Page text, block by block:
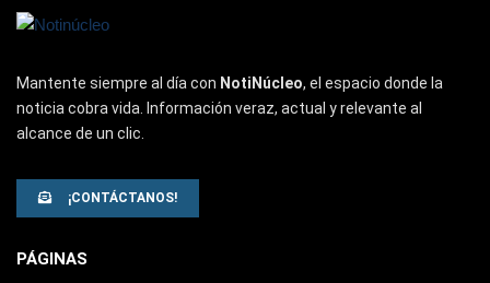
Mantente siempre al día con NotiNúcleo, el espacio donde la
noticia cobra vida. Información veraz, actual y relevante al
alcance de un clic.
¡CONTÁCTANOS!
PÁGINAS